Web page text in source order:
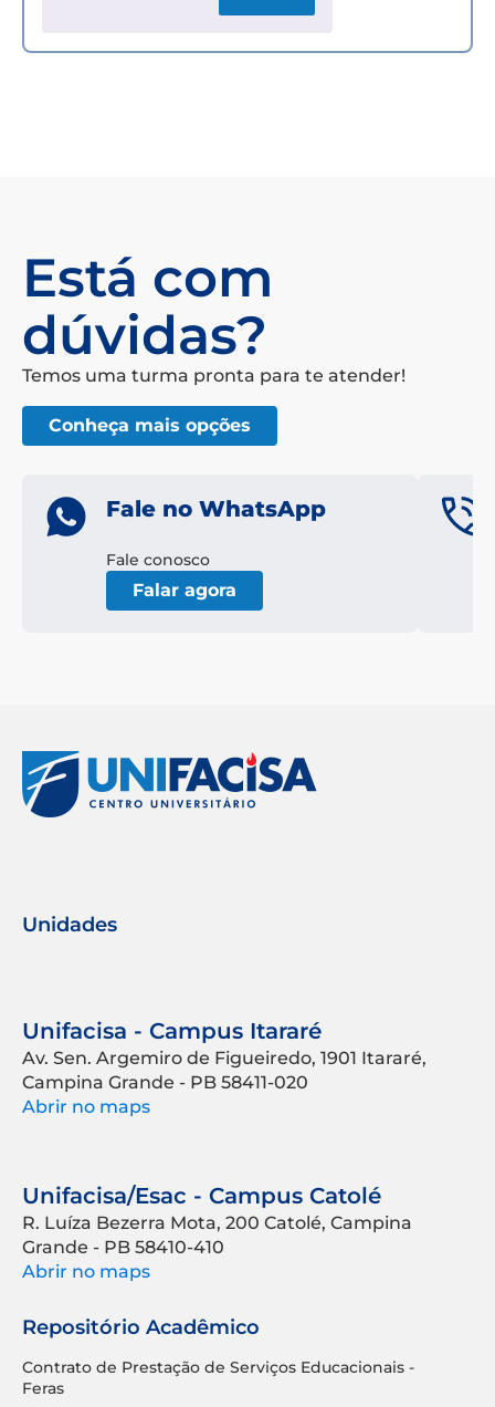
Está com
dúvidas?
Temos uma turma pronta para te atender!
Conheça mais opções
Fale no WhatsApp
Fale conosco
Falar agora
Unidades
Unifacisa - Campus Itararé
Av. Sen. Argemiro de Figueiredo, 1901 Itararé,
Campina Grande - PB 58411-020
Abrir no maps
Unifacisa/Esac - Campus Catolé
R. Luíza Bezerra Mota, 200 Catolé, Campina
Grande - PB 58410-410
Abrir no maps
Repositório Acadêmico
Contrato de Prestação de Serviços Educacionais -
Feras